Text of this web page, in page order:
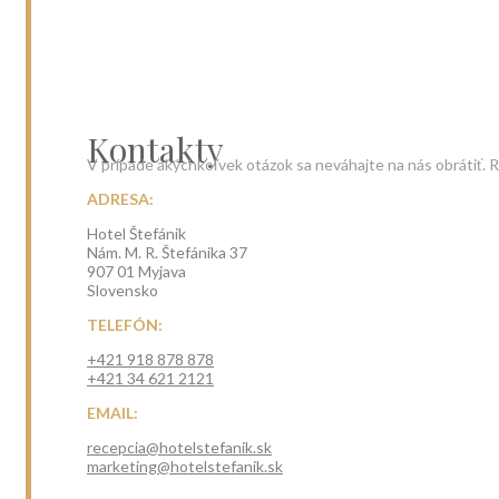
Kontakty
V prípade akýchkoľvek otázok sa neváhajte na nás obrátiť.
ADRESA:
Hotel Štefánik
Nám. M. R. Štefánika 37
907 01 Myjava
Slovensko
TELEFÓN:
+421 918 878 878
+421 34 621 2121
EMAIL:
recepcia@hotelstefanik.sk
marketing@hotelstefanik.sk